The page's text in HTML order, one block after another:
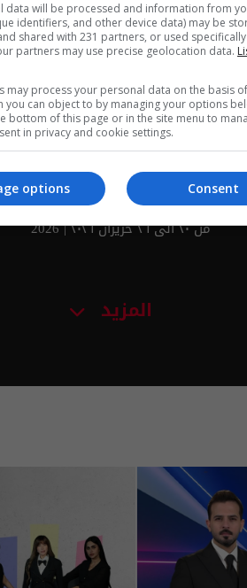
اسرار الفلك مع جاكلين عقيقي |
من ٢٥ الى ٣١ تموز ٢٠٢٦ | 2026
اسرار الفلك مع جاكلين عقيقي |
من ٢٠ الى ٢٦ حزيران ٢٠٢٦ | 2026
المزيد
data will be processed and information from
identifiers, and other device data) may be
shared with 231 partners, or used
partners may use precise geolocation data.
may process your personal data on the basis
you can object to by managing your options
bottom of this page or in the site menu to
in privacy and cookie settings.
Consent
options